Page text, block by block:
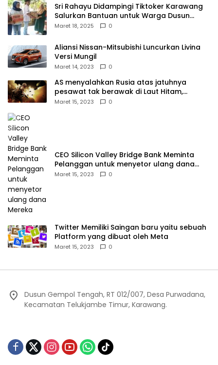
Sri Rahayu Didampingi Tiktoker Karawang
Salurkan Bantuan untuk Warga Dusun
Kampek Desa Karangligar
Maret 18, 2025 0
Aliansi Nissan-Mitsubishi Luncurkan Livina
Versi Mungil
Maret 14, 2023 0
AS menyalahkan Rusia atas jatuhnya
pesawat tak berawak di Laut Hitam,
Moskow menyangkal
Maret 15, 2023 0
CEO Silicon Valley Bridge Bank Meminta
Pelanggan untuk menyetor ulang dana
Mereka
Maret 15, 2023 0
Twitter Memiliki Saingan baru yaitu sebuah
Platform yang dibuat oleh Meta
Maret 15, 2023 0
Dusun Gempol Tengah, RT 012/007, Desa Purwadana,
Kecamatan Telukjambe Timur, Karawang.